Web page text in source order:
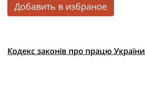
Добавить в избраное
Кодекс законів про працю України